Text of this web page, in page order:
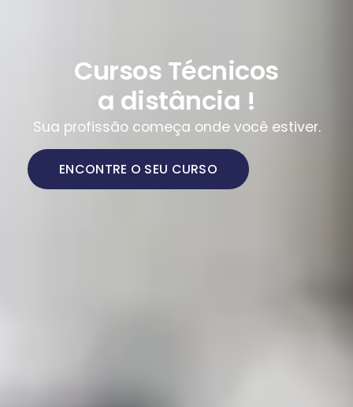
Cursos Técnicos
a distância !
Sua profissão começa onde você estiver.
ENCONTRE O SEU CURSO